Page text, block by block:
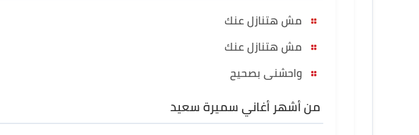
مش هتنازل عنك
مش هتنازل عنك
واحشنى بصحيح
من أشهر أغاني سميرة سعيد